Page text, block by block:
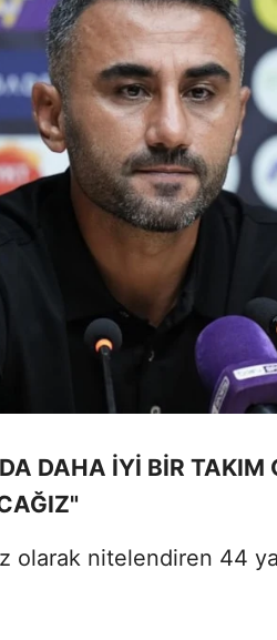
DAHA İYİ BİR TAKIM
olarak nitelendiren 44